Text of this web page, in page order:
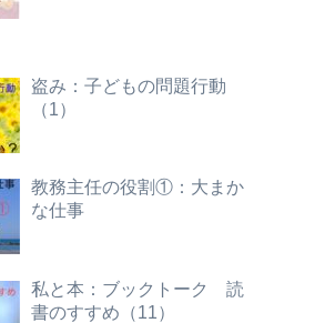
盗み：子どもの問題行動
（1）
教務主任の役割①：大まか
な仕事
私と本：ブックトーク 読
書のすすめ（11）